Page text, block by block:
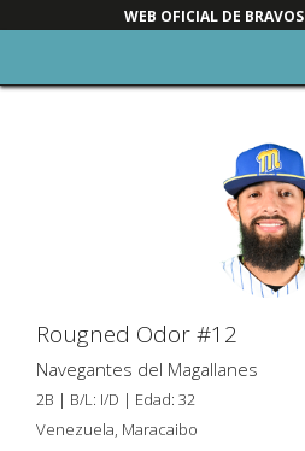
WEB OFICIAL DE
Rougned Odor #12
Navegantes del Magallanes
2B | B/L: I/D | Edad: 32
Venezuela, Maracaibo